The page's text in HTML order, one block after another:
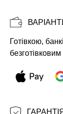
Готівкою,